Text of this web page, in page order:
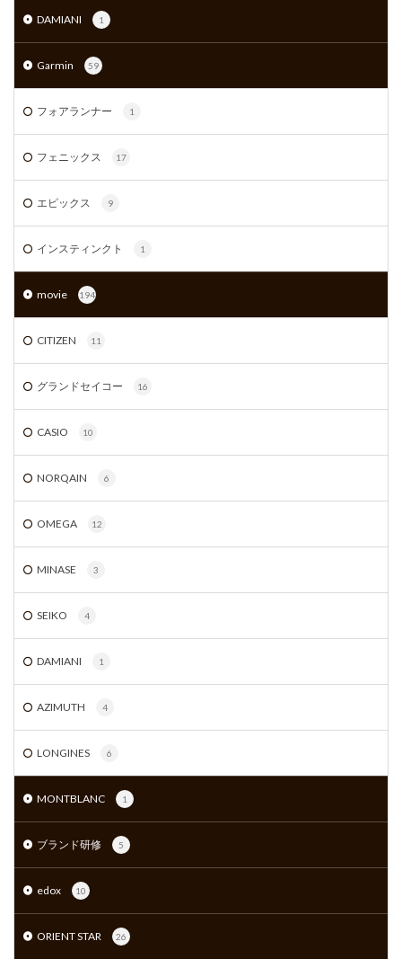
DAMIANI 1
Garmin 59
フォアランナー 1
フェニックス 17
エピックス 9
インスティンクト 1
movie 194
CITIZEN 11
グランドセイコー 16
CASIO 10
NORQAIN 6
OMEGA 12
MINASE 3
SEIKO 4
DAMIANI 1
AZIMUTH 4
LONGINES 6
MONTBLANC 1
ブランド研修 5
edox 10
ORIENT STAR 26